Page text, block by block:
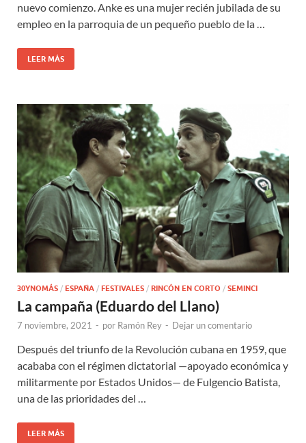
nuevo comienzo. Anke es una mujer recién jubilada de su
empleo en la parroquia de un pequeño pueblo de la …
LEER MÁS
30YNOMÁS / ESPAÑA / FESTIVALES / RINCÓN EN CORTO / SEMINCI
La campaña (Eduardo del Llano)
7 noviembre, 2021 - por Ramón Rey - Dejar un comentario
Después del triunfo de la Revolución cubana en 1959, que
acababa con el régimen dictatorial —apoyado económica y
militarmente por Estados Unidos— de Fulgencio Batista,
una de las prioridades del …
LEER MÁS